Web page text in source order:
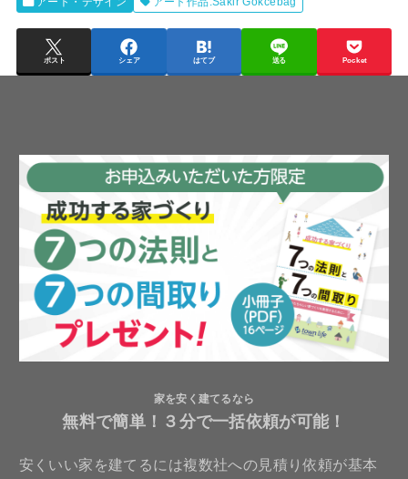
ポスト シェア はてブ 送る Pocket
家を安く建てるなら
無料で簡単！３分で一括依頼が可能！
安くいい家を建てるには複数社への見積り依頼が基本